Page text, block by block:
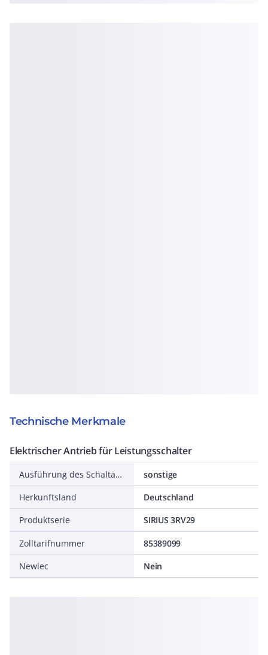
Technische Merkmale
Elektrischer Antrieb für Leistungsschalter
Ausführung des Schaltantriebs
sonstige
Herkunftsland
Deutschland
Produktserie
SIRIUS 3RV29
Zolltarifnummer
85389099
Newlec
Nein